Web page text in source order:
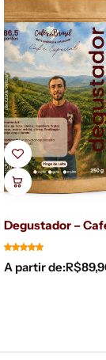
Degustador –
A partir de:R$